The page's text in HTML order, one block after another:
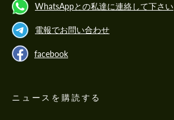
WhatsAppとの私達に連絡して下さい
電報でお問い合わせ
facebook
ニュースを購読する